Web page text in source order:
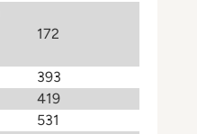
172
393
419
531